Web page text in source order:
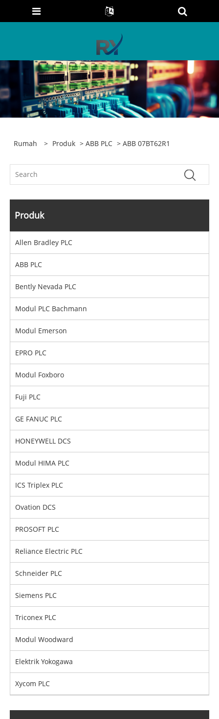
Rumah > Produk >ABB PLC > ABB 07BT62R1
Produk
Allen Bradley PLC
ABB PLC
Bently Nevada PLC
Modul PLC Bachmann
Modul Emerson
EPRO PLC
Modul Foxboro
Fuji PLC
GE FANUC PLC
HONEYWELL DCS
Modul HIMA PLC
ICS Triplex PLC
Ovation DCS
PROSOFT PLC
Reliance Electric PLC
Schneider PLC
Siemens PLC
Triconex PLC
Modul Woodward
Elektrik Yokogawa
Xycom PLC